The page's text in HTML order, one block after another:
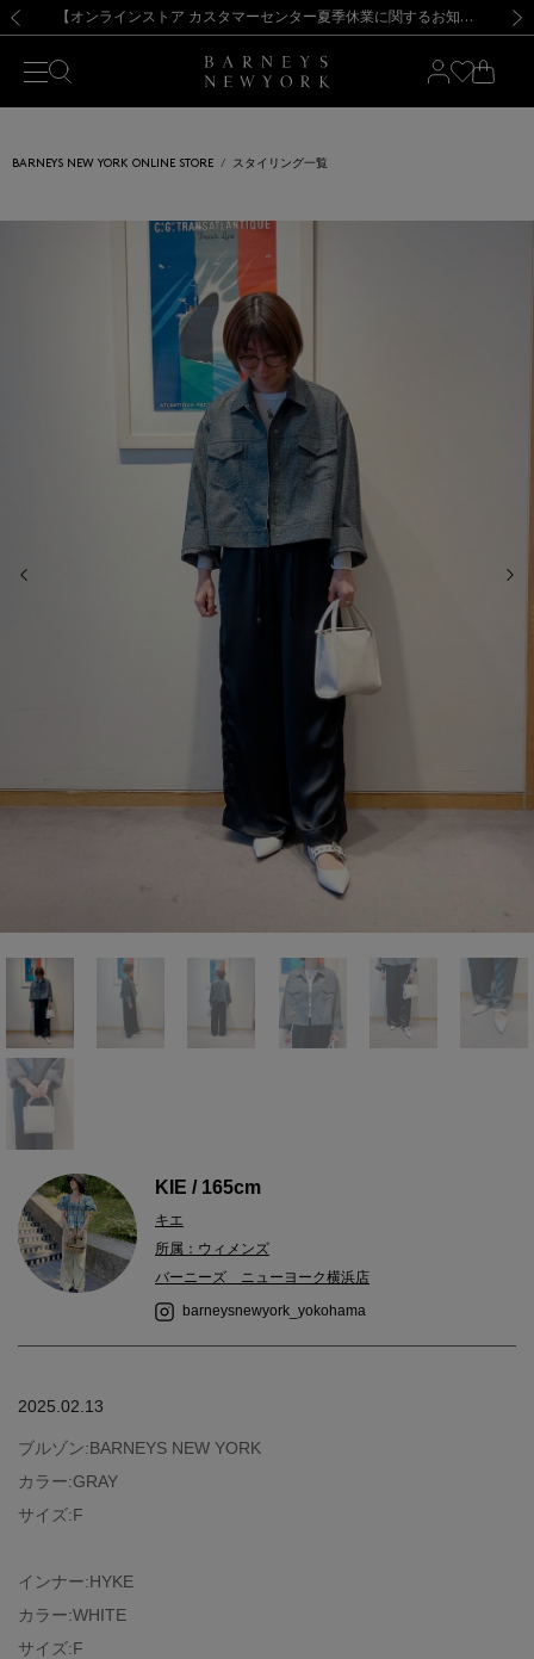
新規登録のお客様も対象！＜MY BARNEYS＞会員のお客様は11,000円（税込）以上のお買上げで常時送料無料！お買い物の際は会員登録を！
【夏季休業に伴う出荷一時停止のお知らせ】(2026.8.7) 【オンラインストア カスタマーセンター夏季休業に関するお知らせ】（2026.8.7）
【夏季休業に伴う返品・交換承り一時停止のお知らせ】（2026.8.5）
熊本県を中心とした地震の影響によるお荷物のお届けについて
【開催中】SUMMER SALEのご案内・ご注意事項 新規登録のお客様も対象！＜MY BARNEYS＞会員のお客様は11,000円（税込）以上のお買上げで常時送料無料！お買い物の際は会員登録を！
【夏季休業に伴う出荷一時停止のお知らせ】(2026.8.7)
BARNEYS NEW YORK ONLINE STORE スタイリング一覧
KIE / 165cm
キエ
所属：ウィメンズ
バーニーズ ニューヨーク横浜店
barneysnewyork_yokohama
2025.02.13
ブルゾン:BARNEYS NEW YORK
カラー:GRAY
サイズ:F
インナー:HYKE
カラー:WHITE
サイズ:F